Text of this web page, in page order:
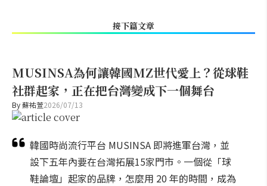
接下篇文章
MUSINSA為何讓韓國MZ世代愛上？從球鞋
社群起家，正在把台灣變成下一個舞台
By蘇祐萱2026/07/13
韓國時尚流行平台 MUSINSA 即將進軍台灣，並
設下五年內要在台灣拓展15家門市。一個從「球
鞋論壇」起家的品牌，怎麼用 20 年的時間，成為